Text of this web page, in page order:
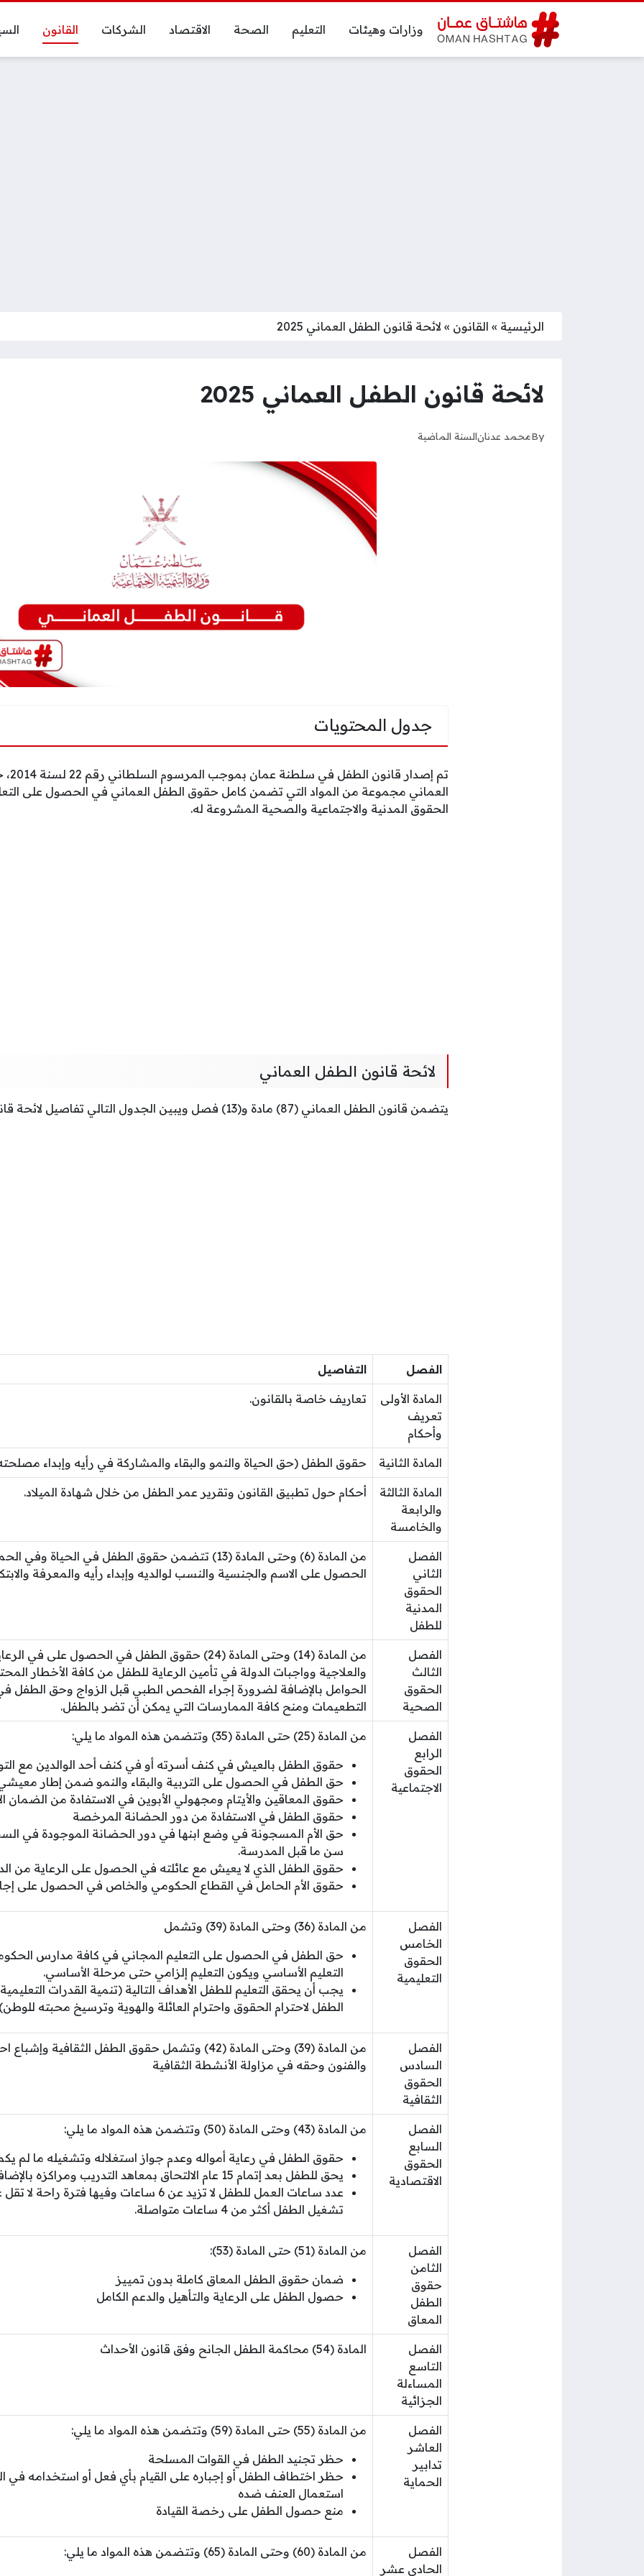
وزارات وهيئات التعليم الصحة الاقتصاد الشركات القانون
الرئيسية » القانون » لائحة قانون الطفل العماني 2025
لائحة قانون الطفل العماني 2025
Byمحمد عدنانالسنة الماضية
جدول المحتويات
تم
العماني مجموعة من المواد التي تضمن كامل حقوق الطفل العماني في الحصول على
الحقوق المدنية والاجتماعية والصحية المشروعة له.
لائحة قانون الطفل العماني
يتضمن قانون الطفل العماني (87) مادة و(13) فصل ويبين الجدول التالي تفاصيل لائحة قانون الطفل العماني:
الفصل التفاصيل
المادة الأولى
تعريف
وأحكام
تعاريف خاصة بالقانون.
المادة الثانية حقوق الطفل (حق الحياة والنمو والبقاء والمشاركة في رأيه وإبداء
المادة الثالثة
والرابعة
والخامسة
أحكام حول تطبيق القانون وتقرير عمر الطفل من خلال شهادة الميلاد.
الفصل
الثاني
الحقوق
المدنية
للطفل
من المادة (6) وحتى المادة (13) تتضمن حقوق الطفل في
الحصول على الاسم والجنسية والنسب لوالديه وإبداء رأيه والمعرفة
الفصل
الثالث
الحقوق
الصحية
من المادة (14) وحتى المادة (24) حقوق الطفل في الحصول على
والعلاجية وواجبات الدولة في تأمين الرعاية للطفل من كافة الأخطار
الحوامل بالإضافة لضرورة إجراء الفحص الطبي قبل الزواج وحق الطفل
التطعيمات ومنح كافة الممارسات التي يمكن أن تضر بالطفل.
الفصل
الرابع
الحقوق
الاجتماعية
من المادة (25) حتى المادة (35) وتتضمن هذه المواد ما يلي:
حقوق الطفل بالعيش في كنف أسرته أو في كنف أحد الوالدين مع
حق الطفل في الحصول على التربية والبقاء والنمو ضمن إطار
حقوق المعاقين والأيتام ومجهولي الأبوين في الاستفادة من الضمان
حقوق الطفل في الاستفادة من دور الحضانة المرخصة
حق الأم المسجونة في وضع ابنها في دور الحضانة الموجودة في
سن ما قبل المدرسة.
حقوق الطفل الذي لا يعيش مع عائلته في الحصول على الرعاية من
حقوق الأم الحامل في القطاع الحكومي والخاص في الحصول على
الفصل
الخامس
الحقوق
التعليمية
من المادة (36) وحتى المادة (39) وتشمل
حق الطفل في الحصول على التعليم المجاني في كافة مدارس
التعليم الأساسي ويكون التعليم إلزامي حتى مرحلة الأساسي.
يجب أن يحقق التعليم للطفل الأهداف التالية (تنمية القدرات
الطفل لاحترام الحقوق واحترام العائلة والهوية وترسيخ محبته
الفصل
السادس
الحقوق
الثقافية
من المادة (39) وحتى المادة (42) وتشمل حقوق الطفل
والفنون وحقه في مزاولة الأنشطة الثقافية
الفصل
السابع
الحقوق
الاقتصادية
من المادة (43) وحتى المادة (50) وتتضمن هذه المواد ما يلي:
حقوق الطفل في رعاية أمواله وعدم جواز استغلاله وتشغيله ما لم يكمل
يحق للطفل بعد إتمام 15 عام الالتحاق بمعاهد التدريب ومراكزه بالإضافة
عدد ساعات العمل للطفل لا تزيد عن 6 ساعات وفيها
تشغيل الطفل أكثر من 4 ساعات متواصلة.
الفصل
الثامن
حقوق
الطفل
المعاق
من المادة (51) حتى المادة (53):
ضمان حقوق الطفل المعاق كاملة بدون تمييز
حصول الطفل على الرعاية والتأهيل والدعم الكامل
الفصل
التاسع
المساءلة
الجزائية
المادة (54) محاكمة الطفل الجانح وفق قانون الأحداث
الفصل
العاشر
تدابير
الحماية
من المادة (55) حتى المادة (59) وتتضمن هذه المواد ما يلي:
حظر تجنيد الطفل في القوات المسلحة
حظر اختطاف الطفل أو إجباره على القيام بأي فعل أو استخدامه في
استعمال العنف ضده
منع حصول الطفل على رخصة القيادة
الفصل
الحادي عشر
من المادة (60) وحتى المادة (65) وتتضمن هذه المواد ما يلي: